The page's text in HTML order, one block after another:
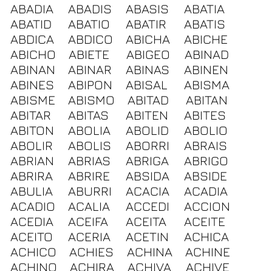
ABADIA ABADIS ABASIS
ABATIA
ABATID
ABATIO ABATIR
ABATIS
ABDICA
ABDICO ABICHA
ABICHE
ABICHO
ABIETE ABIGEO
ABINAD
ABINAN
ABINAR ABINAS
ABINEN
ABINES
ABIPON ABISAL
ABISMA
ABISME
ABISMO ABITAD
ABITAN
ABITAR
ABITAS ABITEN
ABITES
ABITON
ABOLIA ABOLID
ABOLIO
ABOLIR
ABOLIS ABORRI
ABRAIS
ABRIAN
ABRIAS ABRIGA
ABRIGO
ABRIRA
ABRIRE ABSIDA
ABSIDE
ABULIA
ABURRI ACACIA
ACADIA
ACADIO
ACALIA ACCEDI
ACCION
ACEDIA
ACEIFA ACEITA
ACEITE
ACEITO
ACERIA ACETIN
ACHICA
ACHICO
ACHIES ACHINA
ACHINE
ACHINO
ACHIRA ACHIVA
ACHIVE